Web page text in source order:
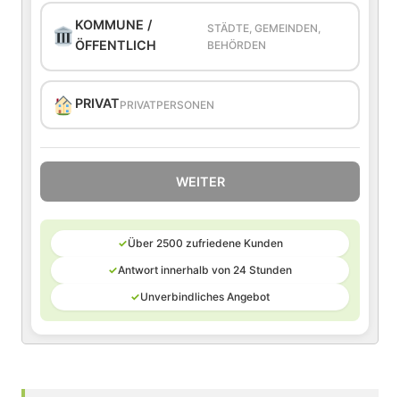
KOMMUNE /
ÖFFENTLICH
STÄDTE, GEMEINDEN,
BEHÖRDEN
PRIVATPRIVATPERSONEN
WEITER
✓Über 2500 zufriedene Kunden
✓Antwort innerhalb von 24 Stunden
✓Unverbindliches Angebot